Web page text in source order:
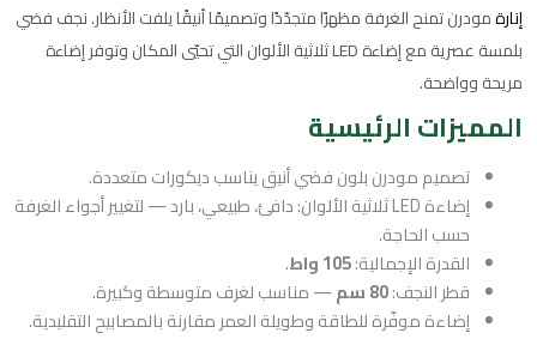
إنارةمودرن تمنح الغرفة مظهرًا متجدّدًا وتصميمًا أنيقًا يلفت الأنظار. نجف فضي
بلمسة عصرية مع إضاءة LED ثلاثية الألوان التي تحيّي المكان وتوفر إضاءة
مريحة وواضحة.
المميزات الرئيسية
تصميم مودرن بلون فضي أنيق يناسب ديكورات متعددة.
إضاءة LED ثلاثية الألوان: دافئ، طبيعي، بارد — لتغيير أجواء الغرفة
حسب الحاجة.
القدرة الإجمالية:105 واط
.
قطر النجف:80 سم
— مناسب لغرف متوسطة وكبيرة.
إضاءة موفّرة للطاقة وطويلة العمر مقارنة بالمصابيح التقليدية.